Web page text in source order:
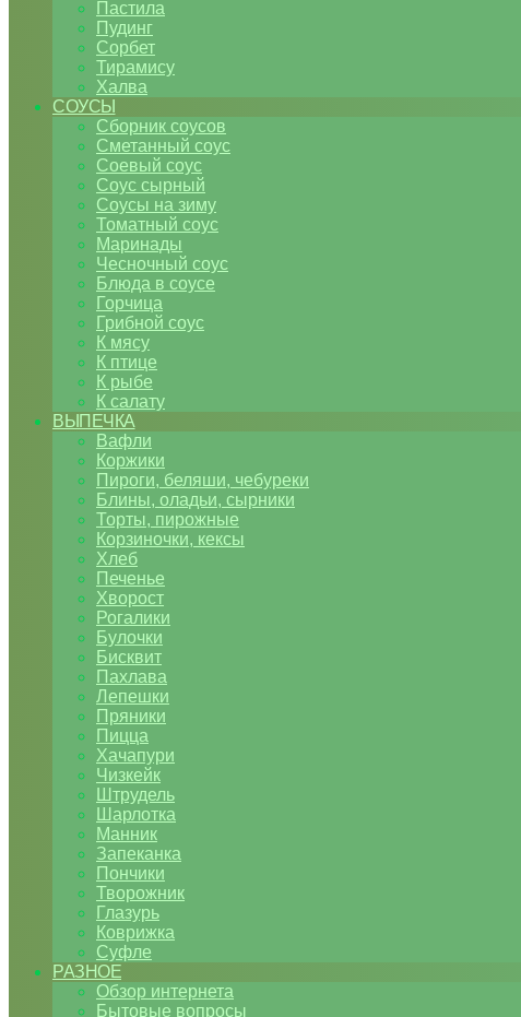
Пастила
Пудинг
Сорбет
Тирамису
Халва
СОУСЫ
Сборник соусов
Сметанный соус
Соевый соус
Соус сырный
Соусы на зиму
Томатный соус
Маринады
Чесночный соус
Блюда в соусе
Горчица
Грибной соус
К мясу
К птице
К рыбе
К салату
ВЫПЕЧКА
Вафли
Коржики
Пироги, беляши, чебуреки
Блины, оладьи, сырники
Торты, пирожные
Корзиночки, кексы
Хлеб
Печенье
Хворост
Рогалики
Булочки
Бисквит
Пахлава
Лепешки
Пряники
Пицца
Хачапури
Чизкейк
Штрудель
Шарлотка
Манник
Запеканка
Пончики
Творожник
Глазурь
Коврижка
Суфле
РАЗНОЕ
Обзор интернета
Бытовые вопросы